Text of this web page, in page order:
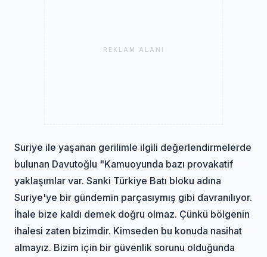
REKLAM ALANI
Suriye ile yaşanan gerilimle ilgili değerlendirmelerde
bulunan Davutoğlu "Kamuoyunda bazı provakatif
yaklaşımlar var. Sanki Türkiye Batı bloku adına
Suriye'ye bir gündemin parçasıymış gibi davranılıyor.
İhale bize kaldı demek doğru olmaz. Çünkü bölgenin
ihalesi zaten bizimdir. Kimseden bu konuda nasihat
almayız. Bizim için bir güvenlik sorunu olduğunda